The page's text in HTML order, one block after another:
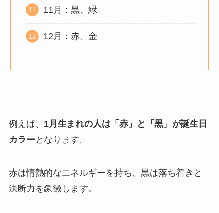
11月：黒、緑
12月：赤、金
例えば、 1月生まれの人は「赤」と「黒」が誕生日
カラー となります。
赤は情熱的なエネルギーを持ち、黒は落ち着きと
決断力を象徴します。